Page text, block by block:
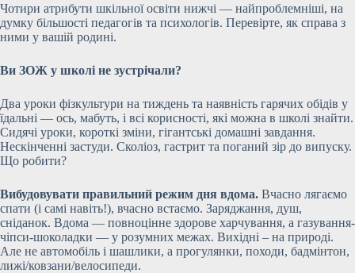
Чотири атрибути шкільної освіти нижчі — найпроблемніші, на
думку більшості педагогів та психологів. Перевірте, як справа з
ними у вашій родині.
Ви ЗОЖ у школі не зустрічали?
Два уроки фізкультури на тиждень та наявність гарячих обідів у
їдальні — ось, мабуть, і всі корисності, які можна в школі знайти.
Сидячі уроки, короткі зміни, гігантські домашні завдання.
Нескінченні застуди. Сколіоз, гастрит та поганий зір до випуску.
Що робити?
Вибудовувати правильний режим дня вдома. Вчасно лягаємо
спати (і самі навіть!), вчасно встаємо. Заряджання, душ,
сніданок. Вдома — повноцінне здорове харчування, а газування-
чіпси-шоколадки — у розумних межах. Вихідні – на природі.
Але не автомобіль і шашлики, а прогулянки, походи, бадмінтон,
лижі/ковзани/велосипеди.